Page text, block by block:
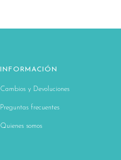
INFORMACIÓN
Cambios y Devoluciones
Preguntas frecuentes
Quienes somos